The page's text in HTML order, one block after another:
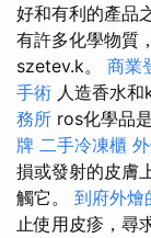
好和有利的產品
有許多化學物質
szetev.k。 商業
手術 人造香水和
務所 ros化學品
牌 二手冷凍櫃
損或發射的皮膚
觸它。 到府外燴
止使用皮疹，尋